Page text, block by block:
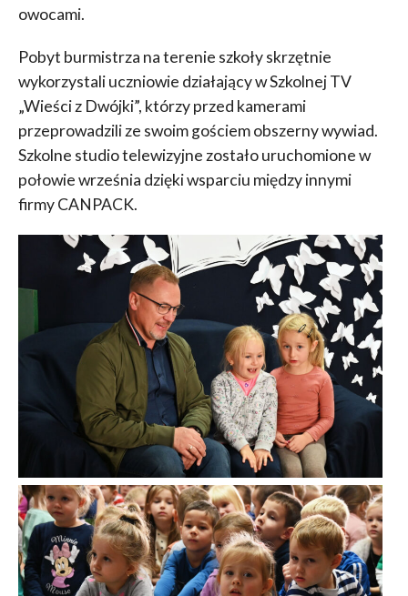
owocami.
Pobyt burmistrza na terenie szkoły skrzętnie
wykorzystali uczniowie działający w Szkolnej TV
„Wieści z Dwójki”, którzy przed kamerami
przeprowadzili ze swoim gościem obszerny wywiad.
Szkolne studio telewizyjne zostało uruchomione w
połowie września dzięki wsparciu między innymi
firmy CANPACK.